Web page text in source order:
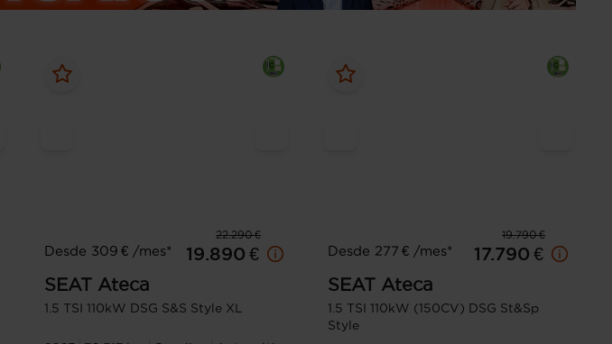
22.290 €
Desde 309 € /mes*
19.890 €
SEAT Ateca
1.5 TSI 110kW DSG S&S Style XL
19.790 €
Desde 277 € /mes*
17.790 €
SEAT Ateca
1.5 TSI 110kW (150CV) DSG St&Sp
Style